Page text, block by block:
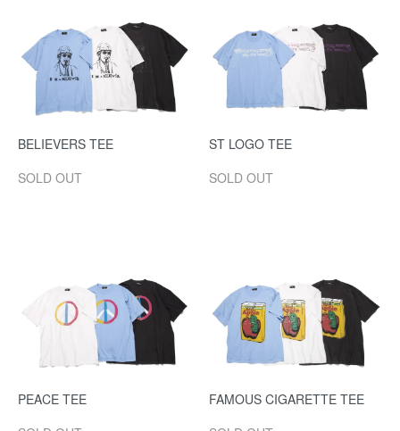
BELIEVERS TEE
SOLD OUT
ST LOGO TEE
SOLD OUT
PEACE TEE
FAMOUS CIGARETTE TEE